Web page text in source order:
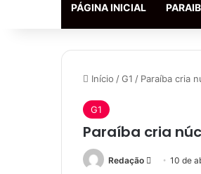
PÁGINA INICIAL
Início /G1 / Paraíba cria
G1
Paraíba cria
Redação 10 de